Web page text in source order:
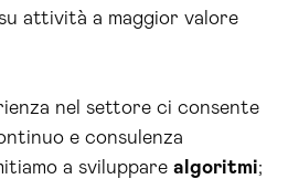
attività a maggior valore
nel settore ci consente
e consulenza
a sviluppare algoritmi;